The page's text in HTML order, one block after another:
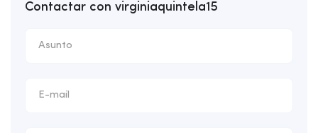
Contactar con virginiaquintela15